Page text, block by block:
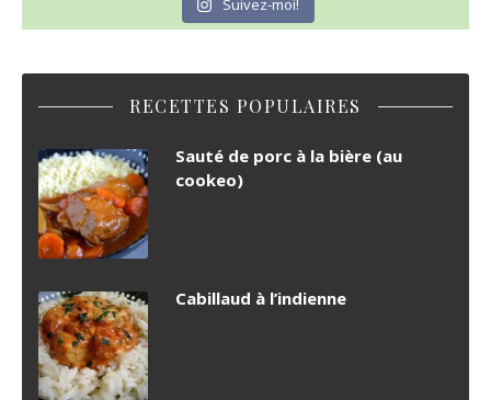
Suivez-moi!
RECETTES POPULAIRES
Sauté de porc à la bière (au
cookeo)
Cabillaud à l’indienne